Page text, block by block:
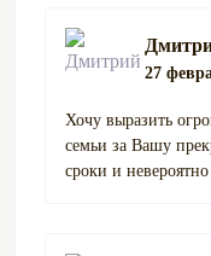
27
Хочу выразить
семьи за Вашу
сроки и